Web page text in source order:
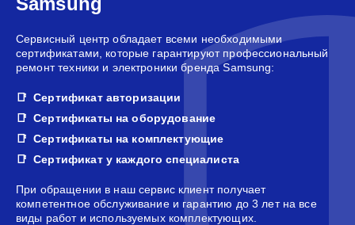
Сервисный центр обладает всеми необходимыми
сертификатами, которые гарантируют профессиональный
ремонт техники и электроники бренда Samsung:
Сертификат авторизации
Сертификаты на оборудование
Сертификаты на комплектующие
Сертификат у каждого специалиста
При обращении в наш сервис клиент получает
компетентное обслуживание и гарантию до 3 лет на все
виды работ и используемых комплектующих.